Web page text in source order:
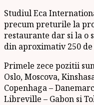
Studiul Eca
precum preturile la
restaurante dar si la o
din aproximativ 250 de
Primele zece pozitii
Oslo, Moscova,
Copenhaga –
Libreville – Gabon si